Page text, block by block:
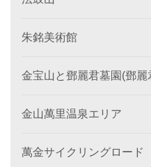
朱銘美術館
金宝山と鄧麗君墓園(鄧
金山萬里温泉エリア
萬金サイクリングロード